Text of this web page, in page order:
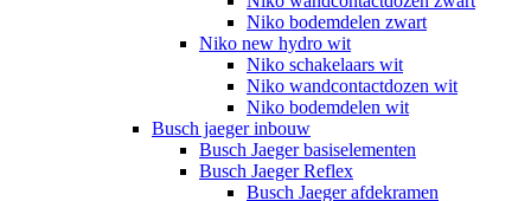
Niko bodemdelen zwart
Niko new hydro wit
Niko schakelaars wit
Niko wandcontactdozen wit
Niko bodemdelen wit
Busch jaeger inbouw
Busch Jaeger basiselementen
Busch Jaeger Reflex
Busch Jaeger afdekramen